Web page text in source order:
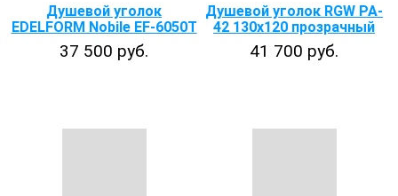
Душевой уголок
EDELFORM Nobile EF-6050T
37 500 руб.
Душевой уголок RGW PA-
42 130х120 прозрачный
41 700 руб.